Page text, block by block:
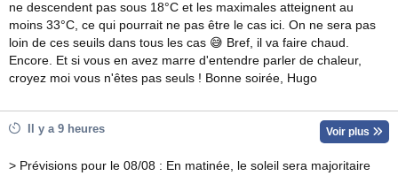
ne descendent pas sous 18°C et les maximales atteignent au
moins 33°C, ce qui pourrait ne pas être le cas ici. On ne sera pas
loin de ces seuils dans tous les cas 😅 Bref, il va faire chaud.
Encore. Et si vous en avez marre d'entendre parler de chaleur,
croyez moi vous n'êtes pas seuls ! Bonne soirée, Hugo
Il y a 9 heures Voir plus
> Prévisions pour le 08/08 : En matinée, le soleil sera majoritaire